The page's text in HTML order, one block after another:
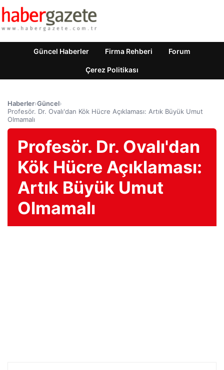
Güncel Haberler Firma Rehberi Forum
Çerez Politikası
Haberler›Güncel›
Profesör. Dr. Ovalı'dan Kök Hücre Açıklaması: Artık Büyük Umut
Olmamalı
Profesör. Dr. Ovalı'dan
Kök Hücre Açıklaması:
Artık Büyük Umut
Olmamalı